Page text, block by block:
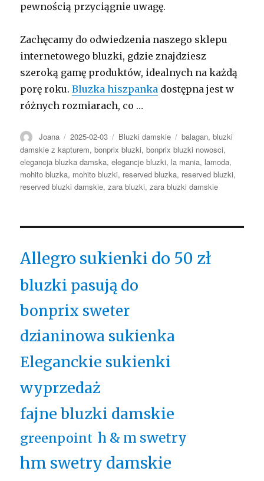
pewnością przyciągnie uwagę.
Zachęcamy do odwiedzenia naszego sklepu
internetowego bluzki, gdzie znajdziesz
szeroką gamę produktów, idealnych na każdą
porę roku.Bluzka hiszpanka dostępna jest w
różnych rozmiarach, co …
Autor
Joana Opublikowano
2025-02-03 Kategorie
Bluzki damskie Tagi
balagan,bluzki
damskie z kapturem,bonprix bluzki,bonprix bluzki nowosci,
elegancja bluzka damska,elegancje bluzki, la mania, lamoda,
mohito bluzka, mohito bluzki, reserved bluzka, reserved bluzki,
reserved bluzki damskie,zara bluzki,zara bluzki damskie
Allegro sukienki do 50 zł
bluzki pasują do
bonprix sweter
dzianinowa sukienka
Eleganckie sukienki
wyprzedaż
fajne bluzki damskie
greenpoint h & m swetry
hm swetry damskie